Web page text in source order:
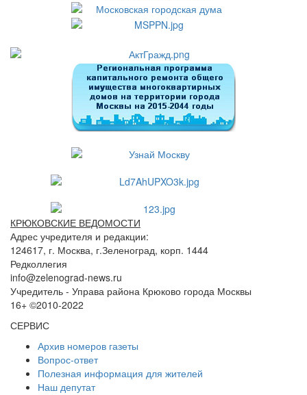
КРЮКОВСКИЕ ВЕДОМОСТИ
Адрес учредителя и редакции:
124617, г. Москва, г.Зеленоград, корп. 1444
Редколлегия
info@zelenograd-news.ru
Учредитель - Управа района Крюково города Москвы
16+ ©2010-2022
СЕРВИС
Архив номеров газеты
Вопрос-ответ
Полезная информация для жителей
Наш депутат